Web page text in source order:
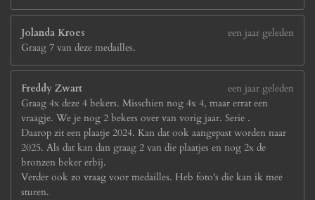
Jolanda Kroes
een jaar geleden
Graag 7 van deze medailles.
Freddy Zwart
een jaar geleden
Graag 4x deze 4 bekers. Misschien nog 4x 4, maar errat een
vraagje. We je nog 2 bekers over van vorig jaar. Serie .
Daarop zit een plaatje 2024. Kan dat ook aangepast worden naar
2025. Als dat kan dan graag 2 van die plaatjes en nog 2x de
bronzen beker erbij.
Verder ook zo vraag voor medailles. Heb foto's die kan ik mee
sturen.